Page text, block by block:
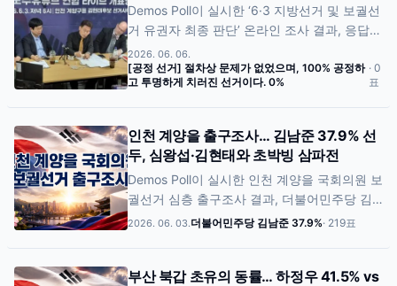
데 하나를 선택할 수 있다. Demos Poll은 이번
조사를 통해 선거 결과에 대한 유권자 인식과
향후 대응 방향에 대한 여론 흐름을 분석할 계
획이라고 밝혔다.
Demos Poll이 실시한 ‘6·3 지방선거 및 보궐선
거 유권자 최종 판단’ 온라인 조사 결과, 응답자
의 99.4%가 ‘부정 선거’ 항목을 선택한 것으로
나타났다. 이번 조사에는 총 898명이 참여했
으며, 95% 신뢰수준 기준 표본오차는
±3.27%p로 집계됐다. 반면 ‘공정 선거’ 응답은
0.1%(1명), ‘단순 부실’ 응답은 0.4%(4명)에 그
쳤다. 이번 조사는 선거 종료 이후 유권자들이
이번 지방선거 및 보궐선거 과정에 대해 어떠
한 평가를 내리고 있는지 확인하기 위해 진행
됐다.
2026. 06. 06.
[공정 선거] 절차상 문제가 없었으며, 100% 공정하
고 투명하게 치러진 선거이다. 0%
·0
표
인천 계양을 출구조사… 김남준 37.9% 선
두, 심왕섭·김현태와 초박빙 삼파전
Demos Poll이 실시한 인천 계양을 국회의원 보
궐선거 심층 출구조사 결과, 더불어민주당 김
남준 후보가 37.9%(83명)로 1위를 기록한 것
기록하며 뒤를 이었다. 세 후보 모두 표본오차
2026. 06. 03.더불어민주당 김남준 37.9%· 219표
부산 북갑 초유의 동률… 하정우 41.5% vs